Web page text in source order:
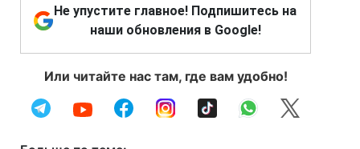
Не упустите главное! Подпишитесь на
наши обновления в Google!
Или читайте нас там, где вам удобно!